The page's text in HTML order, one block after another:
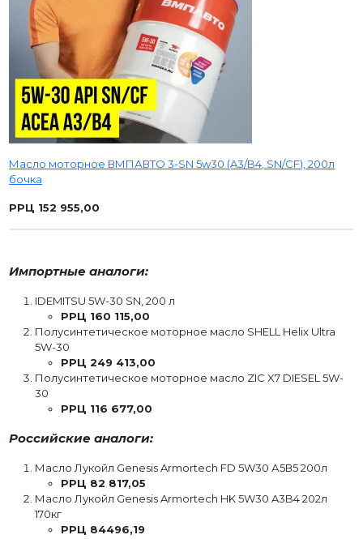
Масло моторное ВМПАВТО 3-SN 5w30 (A3/B4, SN/CF), 200л
бочка
РРЦ 152 955,00
Импортные аналоги:
IDEMITSU 5W-30 SN, 200 л
РРЦ 160 115,00
Полусинтетическое моторное масло SHELL Helix Ultra
5W-30
РРЦ 249 413,00
Полусинтетическое моторное масло ZIC X7 DIESEL 5W-
30
РРЦ 116 677,00
Российские аналоги:
Масло Лукойл Genesis Armortech FD 5W30 А5В5 200л
РРЦ 82 817,05
Масло Лукойл Genesis Armortech HK 5W30 A3B4 202л
170кг
РРЦ 84496,19